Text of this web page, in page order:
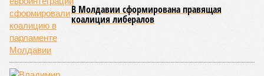
В Молдавии сформирована правящая
коалиция либералов